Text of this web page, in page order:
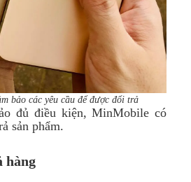
bảo các yêu cầu để được đổi trả
đủ điều kiện, MinMobile có
sản phẩm.
hàng